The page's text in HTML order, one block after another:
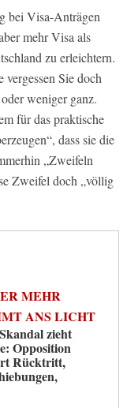
bei Visa-Anträgen
mehr Visa als
zu erleichtern.
Sie doch
weniger ganz.
für das praktische
dass sie die
„Zweifeln
Zweifel doch „völlig
MEHR
ANS LICHT
zieht
Opposition
Rücktritt,